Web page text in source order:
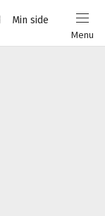
Menu
Min side